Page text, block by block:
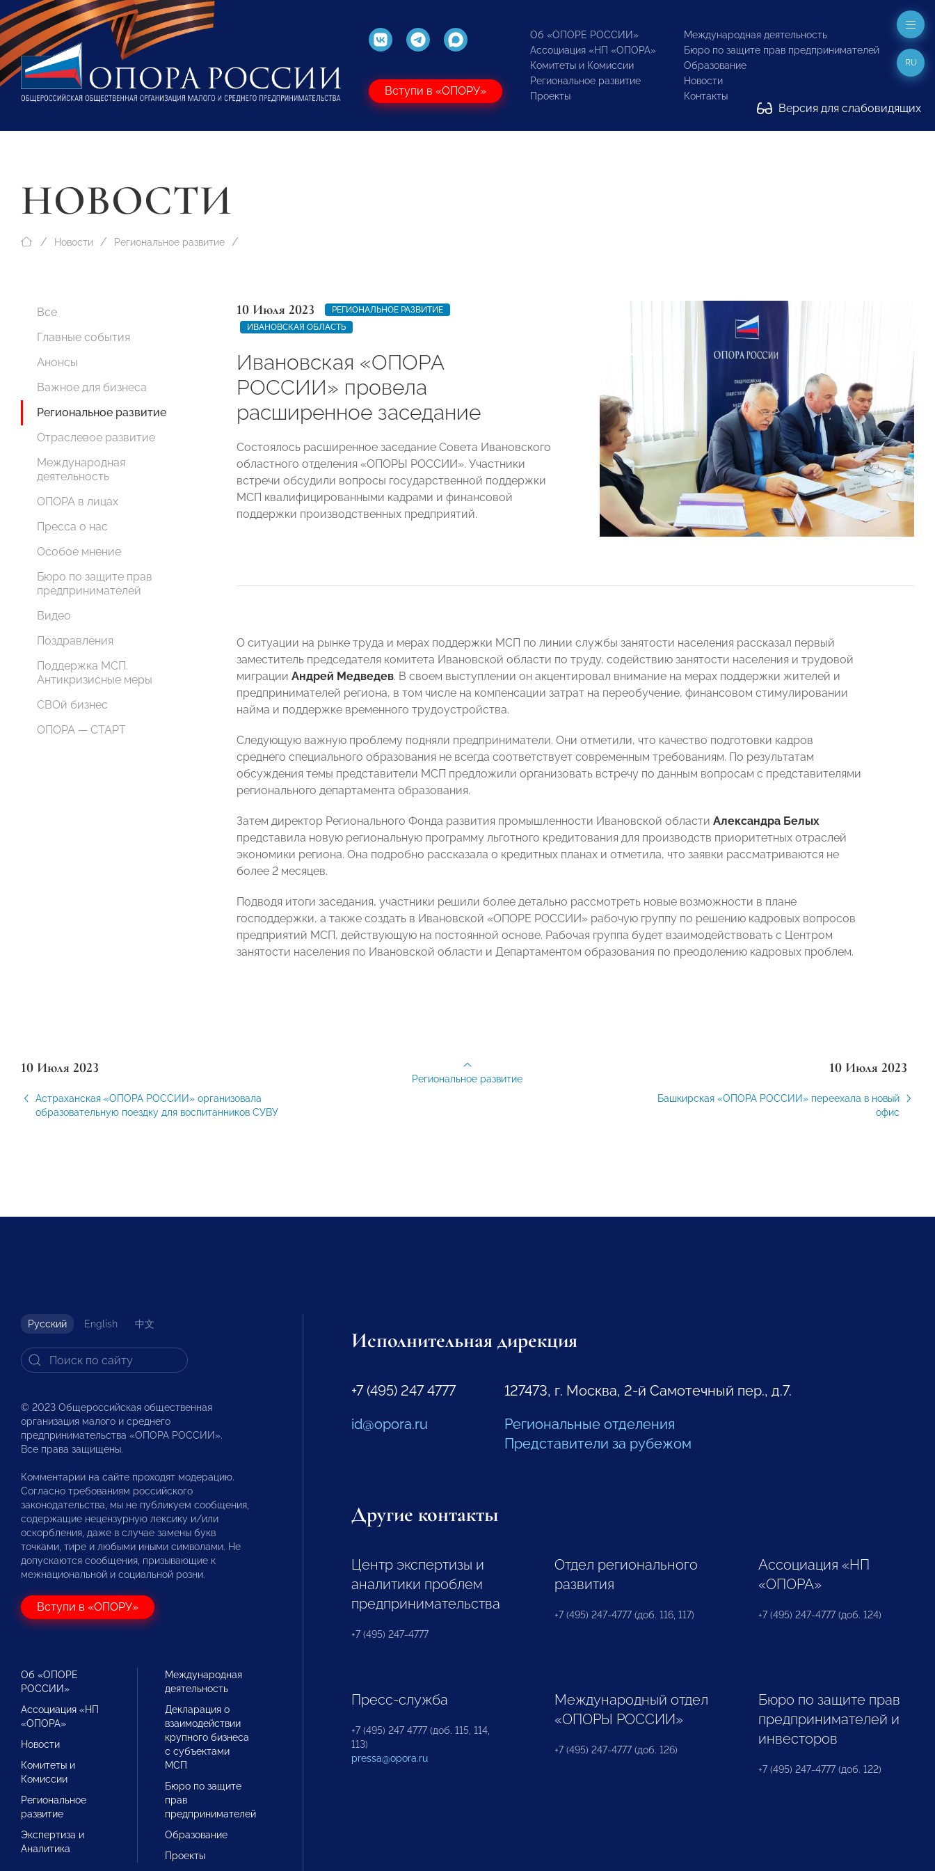
Вступи в «ОПОРУ»
Об «ОПОРЕ РОССИИ»
Ассоциация «НП «ОПОРА»
Комитеты и Комиссии
Региональное развитие
Проекты
Международная деятельность
Бюро по защите прав предпринимателей
Образование
Новости
Контакты
Версия для слабовидящих
RU
НОВОСТИ
Новости Региональное развитие
Все
Главные события
Анонсы
Важное для бизнеса
Региональное развитие
Отраслевое развитие
Международная
деятельность
ОПОРА в лицах
Пресса о нас
Особое мнение
Бюро по защите прав
предпринимателей
Видео
Поздравления
Поддержка МСП.
Антикризисные меры
СВОй бизнес
ОПОРА — СТАРТ
10 Июля 2023
РЕГИОНАЛЬНОЕ РАЗВИТИЕ
ИВАНОВСКАЯ ОБЛАСТЬ
Ивановская «ОПОРА
РОССИИ» провела
расширенное заседание
Состоялось расширенное заседание Совета Ивановского
областного отделения «ОПОРЫ РОССИИ». Участники
встречи обсудили вопросы государственной поддержки
МСП квалифицированными кадрами и финансовой
поддержки производственных предприятий.
О ситуации на рынке труда и мерах поддержки МСП по линии службы занятости населения рассказал первый
заместитель председателя комитета Ивановской области по труду, содействию занятости населения и трудовой
миграции Андрей Медведев. В своем выступлении он акцентировал внимание на мерах поддержки жителей и
предпринимателей региона, в том числе на компенсации затрат на переобучение, финансовом стимулировании
найма и поддержке временного трудоустройства.
Следующую важную проблему подняли предприниматели. Они отметили, что качество подготовки кадров
среднего специального образования не всегда соответствует современным требованиям. По результатам
обсуждения темы представители МСП предложили организовать встречу по данным вопросам с представителями
регионального департамента образования.
Затем директор Регионального Фонда развития промышленности Ивановской области Александра Белых
представила новую региональную программу льготного кредитования для производств приоритетных отраслей
экономики региона. Она подробно рассказала о кредитных планах и отметила, что заявки рассматриваются не
более 2 месяцев.
Подводя итоги заседания, участники решили более детально рассмотреть новые возможности в плане
господдержки, а также создать в Ивановской «ОПОРЕ РОССИИ» рабочую группу по решению кадровых вопросов
предприятий МСП, действующую на постоянной основе. Рабочая группа будет взаимодействовать с Центром
занятости населения по Ивановской области и Департаментом образования по преодолению кадровых проблем.
10 Июля 2023
Астраханская «ОПОРА РОССИИ» организовала
образовательную поездку для воспитанников СУВУ
10 Июля 2023
Башкирская «ОПОРА РОССИИ» переехала в новый
офис
Региональное развитие
Русский English 中文
© 2023 Общероссийская общественная
организация малого и среднего
предпринимательства «ОПОРА РОССИИ».
Все права защищены.
Комментарии на сайте проходят модерацию.
Согласно требованиям российского
законодательства, мы не публикуем сообщения,
содержащие нецензурную лексику и/или
оскорбления, даже в случае замены букв
точками, тире и любыми иными символами. Не
допускаются сообщения, призывающие к
межнациональной и социальной розни.
Вступи в «ОПОРУ»
Об «ОПОРЕ
РОССИИ»
Ассоциация «НП
«ОПОРА»
Новости
Комитеты и
Комиссии
Региональное
развитие
Экспертиза и
Аналитика
Международная
деятельность
Декларация о
взаимодействии
крупного бизнеса
с субъектами
МСП
Бюро по защите
прав
предпринимателей
Образование
Проекты
Исполнительная дирекция
+7 (495) 247 4777
id@opora.ru
127473, г. Москва, 2-й Самотечный пер., д.7.
Региональные отделения
Представители за рубежом
Другие контакты
Центр экспертизы и
аналитики проблем
предпринимательства
+7 (495) 247-4777
Отдел регионального
развития
+7 (495) 247-4777 (доб. 116, 117)
Ассоциация «НП
«ОПОРА»
+7 (495) 247-4777 (доб. 124)
Пресс-служба
+7 (495) 247 4777 (доб. 115, 114,
113)
pressa@opora.ru
Международный отдел
«ОПОРЫ РОССИИ»
+7 (495) 247-4777 (доб. 126)
Бюро по защите прав
предпринимателей и
инвесторов
+7 (495) 247-4777 (доб. 122)